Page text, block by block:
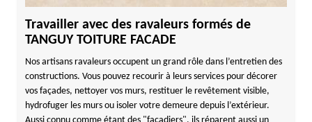
Travailler avec des ravaleurs formés de
TANGUY TOITURE FACADE
Nos artisans ravaleurs occupent un grand rôle dans l’entretien des
constructions. Vous pouvez recourir à leurs services pour décorer
vos façades, nettoyer vos murs, restituer le revêtement visible,
hydrofuger les murs ou isoler votre demeure depuis l’extérieur.